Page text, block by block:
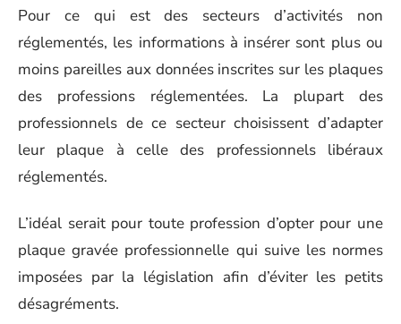
Pour ce qui est des secteurs d’activités non
réglementés, les informations à insérer sont plus ou
moins pareilles aux données inscrites sur les plaques
des professions réglementées. La plupart des
professionnels de ce secteur choisissent d’adapter
leur plaque à celle des professionnels libéraux
réglementés.
L’idéal serait pour toute profession d’opter pour une
plaque gravée professionnelle qui suive les normes
imposées par la législation afin d’éviter les petits
désagréments.